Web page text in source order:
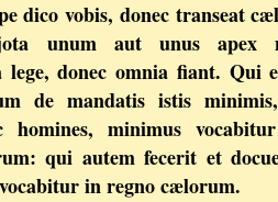
dico vobis, donec transeat
unum aut unus apex
donec omnia fiant. Qui
de mandatis istis
homines, minimus
qui autem fecerit et
in regno cælorum.